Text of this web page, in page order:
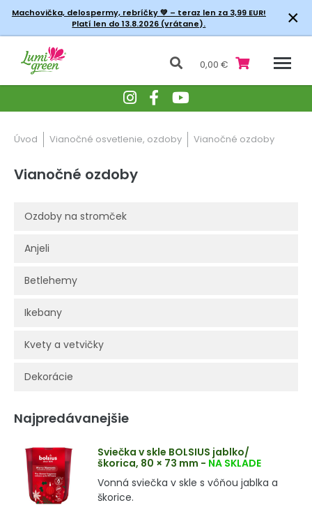
Machovička, delospermy, rebríčky💚 – teraz len za 3,99 EUR!
Platí len do 13.8.2026 (vrátane).
×
0,00 €
Úvod Vianočné osvetlenie, ozdoby Vianočné ozdoby
Vianočné ozdoby
Ozdoby na stromček
Anjeli
Betlehemy
Ikebany
Kvety a vetvičky
Dekorácie
Najpredávanejšie
Sviečka v skle BOLSIUS jablko/
škorica, 80 × 73 mm - NA SKLADE
Vonná sviečka v skle s vôňou jablka a
škorice.